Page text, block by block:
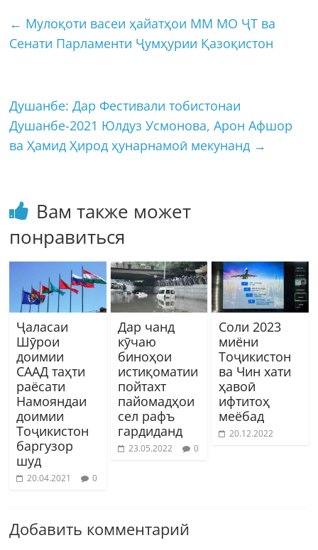
← Мулоқоти васеи ҳайатҳои ММ МО ҶТ ва
Сенати Парламенти Ҷумҳурии Қазоқистон
Душанбе: Дар Фестивали тобистонаи
Душанбе-2021 Юлдуз Усмонова, Арон Афшор
ва Ҳамид Ҳирод ҳунарнамоӣ мекунанд →
Вам также может
понравиться
Ҷаласаи
Шӯрои
доимии
СААД таҳти
раёсати
Намояндаи
доимии
Тоҷикистон
баргузор
шуд
20.04.2021 0
Дар чанд
кӯчаю
биноҳои
истиқоматии
пойтахт
пайомадҳои
сел рафъ
гардиданд
23.05.2022 0
Соли 2023
миёни
Тоҷикистон
ва Чин хати
ҳавоӣ
ифтитоҳ
меёбад
20.12.2022
Добавить комментарий